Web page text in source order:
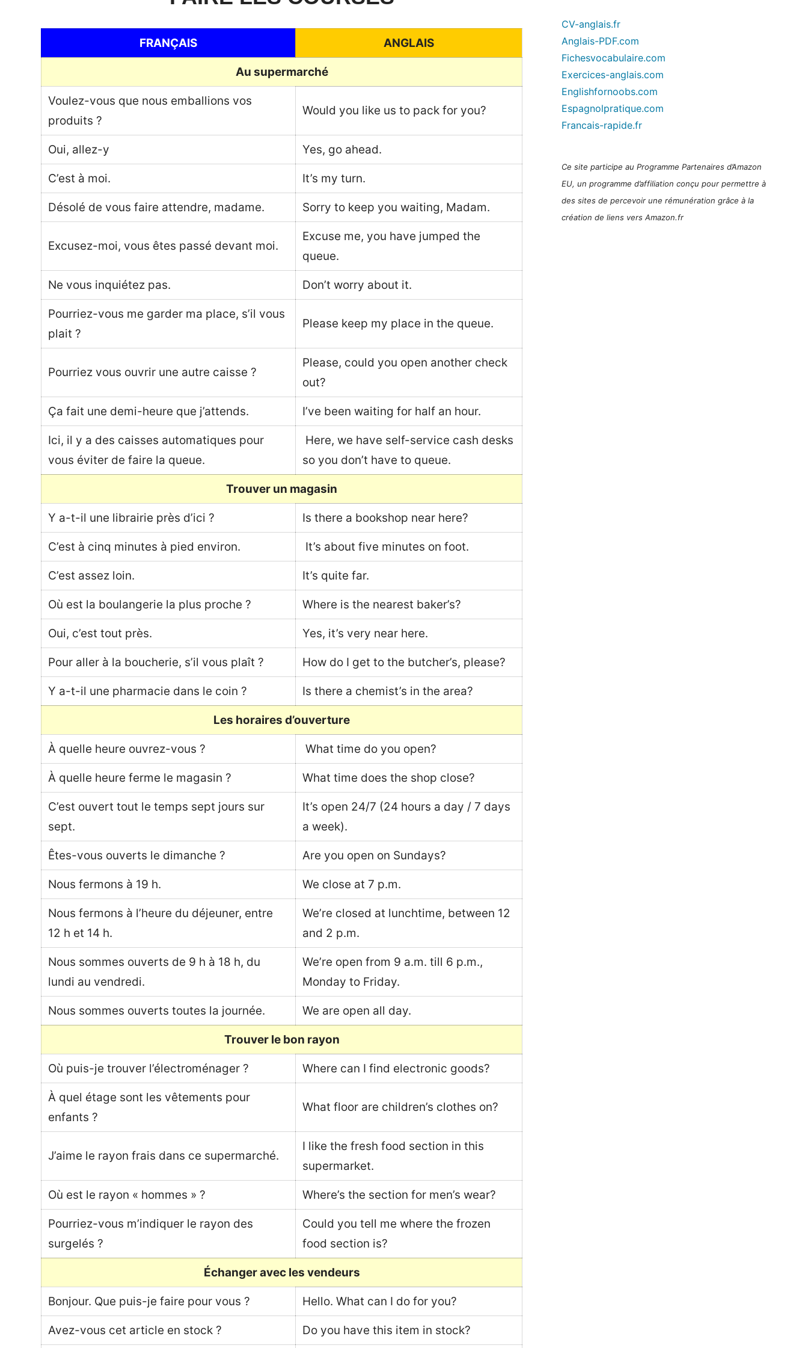
FRANÇAIS ANGLAIS
Au supermarché
Voulez-vous que nous emballions vos
produits ?
Would you like us to pack for you?
Oui, allez-y Yes, go ahead.
C’est à moi. It’s my turn.
Désolé de vous faire attendre, madame. Sorry to keep you waiting, Madam.
Excusez-moi, vous êtes passé devant moi.
Excuse me, you have jumped the
queue.
Ne vous inquiétez pas. Don’t worry about it.
Pourriez-vous me garder ma place, s’il vous
plait ?
Please keep my place in the queue.
Pourriez vous ouvrir une autre caisse ?
Please, could you open another check
out?
Ça fait une demi-heure que j’attends. I’ve been waiting for half an hour.
Ici, il y a des caisses automatiques pour
vous éviter de faire la queue.
Here, we have self-service cash desks
so you don’t have to queue.
Trouver un magasin
Y a-t-il une librairie près d’ici ? Is there a bookshop near here?
C’est à cinq minutes à pied environ. It’s about five minutes on foot.
C’est assez loin. It’s quite far.
Où est la boulangerie la plus proche ? Where is the nearest baker’s?
Oui, c’est tout près. Yes, it’s very near here.
Pour aller à la boucherie, s’il vous plaît ? How do I get to the butcher’s, please?
Y a-t-il une pharmacie dans le coin ? Is there a chemist’s in the area?
Les horaires d’ouverture
À quelle heure ouvrez-vous ? What time do you open?
À quelle heure ferme le magasin ? What time does the shop close?
C’est ouvert tout le temps sept jours sur
sept.
It’s open 24/7 (24 hours a day / 7 days
a week).
Êtes-vous ouverts le dimanche ? Are you open on Sundays?
Nous fermons à 19 h. We close at 7 p.m.
Nous fermons à l’heure du déjeuner, entre
12 h et 14 h.
We’re closed at lunchtime, between 12
and 2 p.m.
Nous sommes ouverts de 9 h à 18 h, du
lundi au vendredi.
We’re open from 9 a.m. till 6 p.m.,
Monday to Friday.
Nous sommes ouverts toutes la journée. We are open all day.
Trouver le bon rayon
Où puis-je trouver l’électroménager ? Where can I find electronic goods?
À quel étage sont les vêtements pour
enfants ?
What floor are children’s clothes on?
J’aime le rayon frais dans ce supermarché.
I like the fresh food section in this
supermarket.
Où est le rayon « hommes » ? Where’s the section for men’s wear?
Pourriez-vous m’indiquer le rayon des
surgelés ?
Could you tell me where the frozen
food section is?
Échanger avec les vendeurs
Bonjour. Que puis-je faire pour vous ? Hello. What can I do for you?
Avez-vous cet article en stock ? Do you have this item in stock?
CV-anglais.fr
Anglais-PDF.com
Fichesvocabulaire.com
Exercices-anglais.com
Englishfornoobs.com
Espagnolpratique.com
Francais-rapide.fr
Ce site participe au Programme Partenaires d’Amazon
EU, un programme d’affiliation conçu pour permettre à
des sites de percevoir une rémunération grâce à la
création de liens vers Amazon.fr